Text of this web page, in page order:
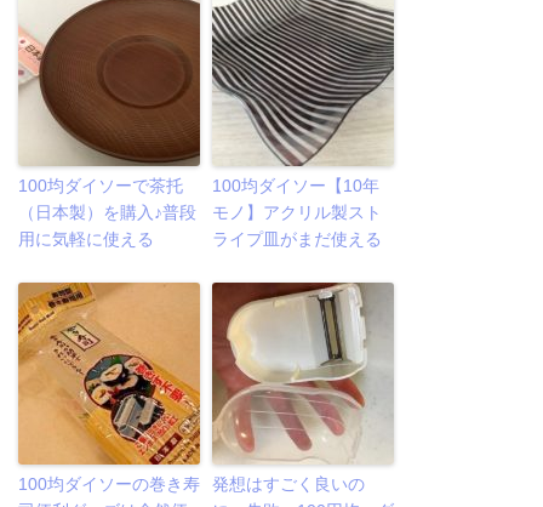
100均ダイソーで茶托
（日本製）を購入♪普段
用に気軽に使える
100均ダイソー【10年
モノ】アクリル製スト
ライプ皿がまだ使える
100均ダイソーの巻き寿
発想はすごく良いの